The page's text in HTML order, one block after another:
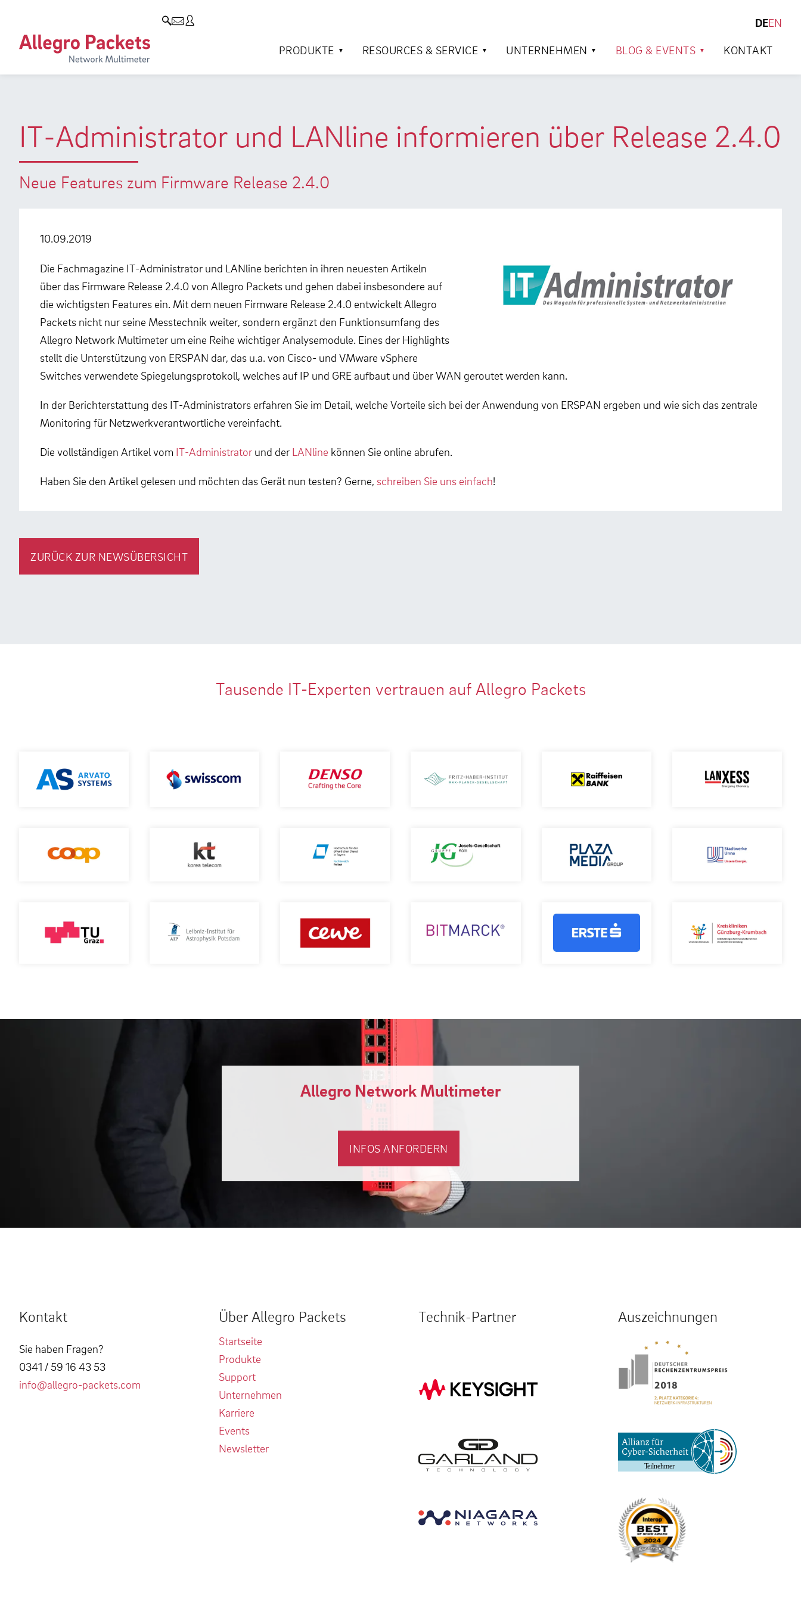
DEEN
PRODUKTE
RESOURCES & SERVICE UNTERNEHMEN BLOG & EVENTS KONTAKT
IT-Administrator und LANline informieren über Release 2.4.0
Neue Features zum Firmware Release 2.4.0
10.09.2019
Die Fachmagazine IT-Administrator und LANline berichten in ihren neuesten Artikeln
über das Firmware Release 2.4.0 von Allegro Packets und gehen dabei insbesondere auf
die wichtigsten Features ein. Mit dem neuen Firmware Release 2.4.0 entwickelt Allegro
Packets nicht nur seine Messtechnik weiter, sondern ergänzt den Funktionsumfang des
Allegro Network Multimeter um eine Reihe wichtiger Analysemodule. Eines der Highlights
stellt die Unterstützung von ERSPAN dar, das u.a. von Cisco- und VMware vSphere
Switches verwendete Spiegelungsprotokoll, welches auf IP und GRE aufbaut und über WAN geroutet werden kann.
In der Berichterstattung des IT-Administrators erfahren Sie im Detail, welche Vorteile sich bei der Anwendung von ERSPAN ergeben und wie sich das zentrale
Monitoring für Netzwerkverantwortliche vereinfacht.
Die vollständigen Artikel vom IT-Administrator und der LANline können Sie online abrufen.
Haben Sie den Artikel gelesen und möchten das Gerät nun testen? Gerne, schreiben Sie uns einfach!
ZURÜCK ZUR NEWSÜBERSICHT
Tausende IT-Experten vertrauen auf Allegro Packets
Allegro Network Multimeter
INFOS ANFORDERN
Kontakt
Sie haben Fragen?
0341 / 59 16 43 53
info@allegro-packets.com
Über Allegro Packets
Startseite
Produkte
Support
Unternehmen
Karriere
Events
Newsletter
Technik-Partner Auszeichnungen
Allegro Network Multimeter
Analyse-Module
Resources & Service
Use Cases
Solution Briefs
Case Studies
Videos
Unternehmen
Unternehmen
Kunden
Umweltschutz
Forschung und Lehre